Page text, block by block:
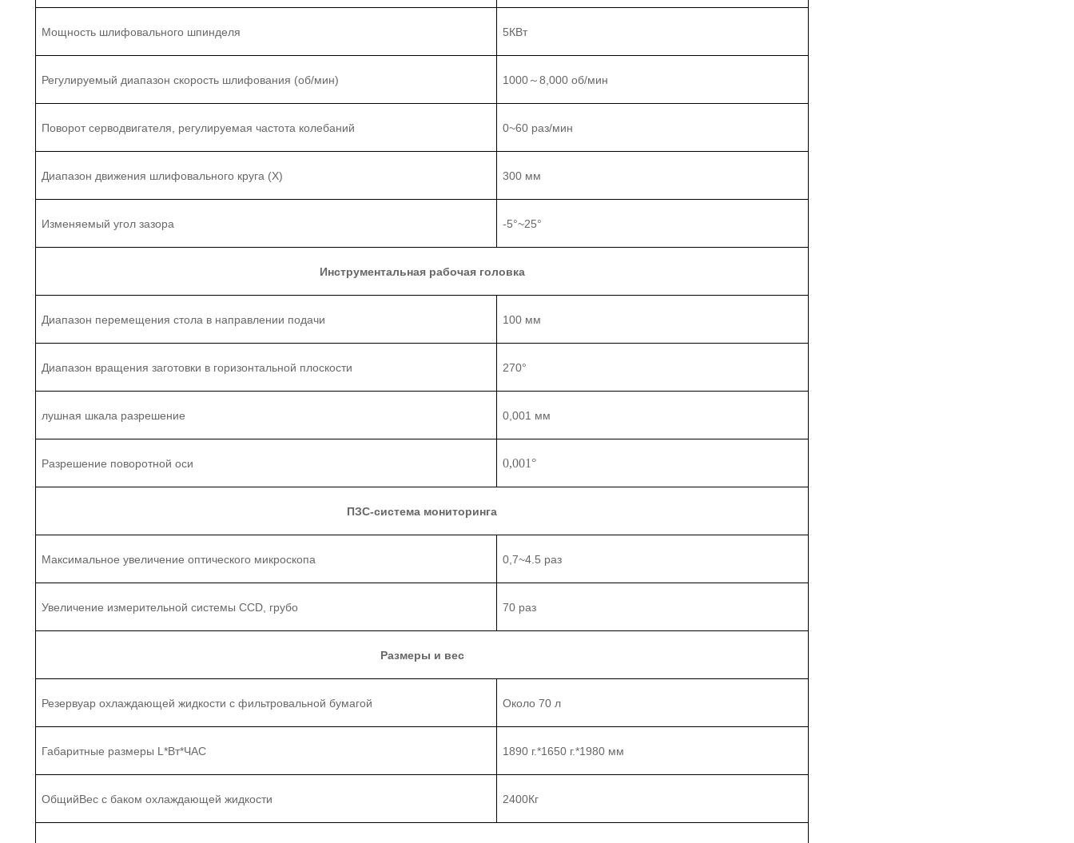
Мощность шлифовального шпинделя 5КВт
Регулируемый диапазон скорость шлифования (об/мин) 1000 ～8 ,000 об/мин
Поворот серводвигателя, регулируемая частота колебаний 0~60 раз/мин
Диапазон движения шлифовального круга (X) 300 мм
Изменяемый угол зазора -5°~25°
Инструментальная рабочая головка
Диапазон перемещения стола в направлении подачи 100 мм
Диапазон вращения заготовки в горизонтальной плоскости 270°
лушная шкала разрешение 0,001 мм
Разрешение поворотной оси 0,001 °
ПЗС-система мониторинга
Максимальное увеличение оптического микроскопа 0,7~4 .5 раз
Увеличение измерительной системы CCD , грубо 70 раз
Размеры и вес
Резервуар охлаждающей жидкости с фильтровальной бумагой Около 70 л
Габаритные размеры L*Вт*ЧАС 1890 г.*1650 г.*1980 мм
ОбщийВес с баком охлаждающей жидкости 2400Кг